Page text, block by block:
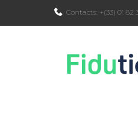
to
Contacts: +(33) 01 82